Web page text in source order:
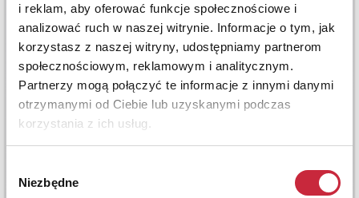
i reklam, aby oferować funkcje społecznościowe i
analizować ruch w naszej witrynie. Informacje o tym, jak
korzystasz z naszej witryny, udostępniamy partnerom
społecznościowym, reklamowym i analitycznym.
Partnerzy mogą połączyć te informacje z innymi danymi
otrzymanymi od Ciebie lub uzyskanymi podczas
korzystania z ich usług.
zgody
Niezbędne